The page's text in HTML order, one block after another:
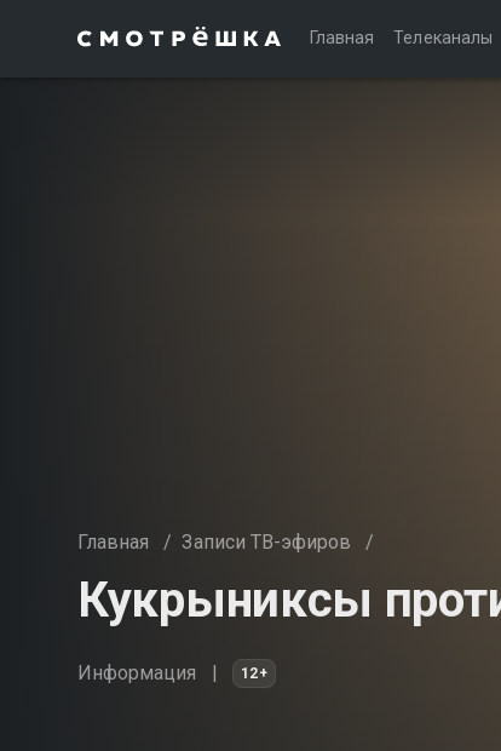
Главная Телеканалы
Главная / Записи ТВ-эфиров /
Кукрыниксы
Информация 12+